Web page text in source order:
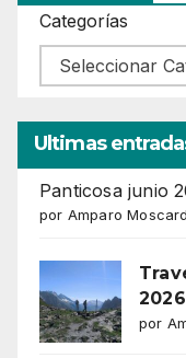
Categorías
Ultimas
Panticosa junio
por Amparo
2026
por